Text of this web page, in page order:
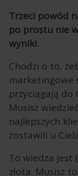
Trzeci powód
po prostu nie
wyniki.
Chodzi o to,
marketingowe
przyciągają do
Musisz
najlepszych
zostawili u
To wiedza jest
złota. Musisz